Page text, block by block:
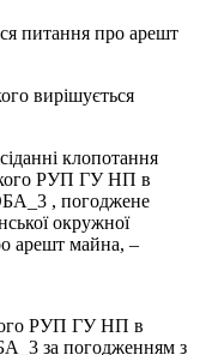
питання про арешт
вирішується
клопотання
РУП ГУ НП в
, погоджене
окружної
арешт майна, –
РУП ГУ НП в
за погодженням з